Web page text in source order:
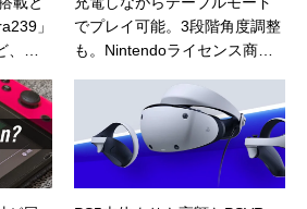
」
、も
でプレイ可能。3段階角度調整
も。Nintendoライセンス商
ドfor Nintendo Switchをレビュ